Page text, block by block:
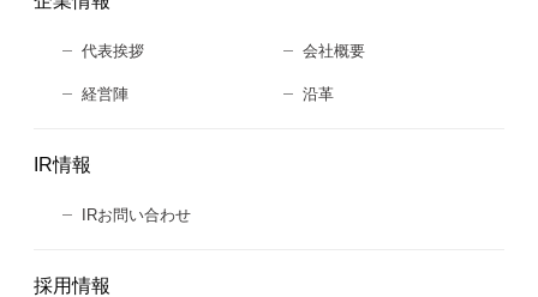
代表挨拶 会社概要
経営陣 沿革
IR情報
IRお問い合わせ
採用情報